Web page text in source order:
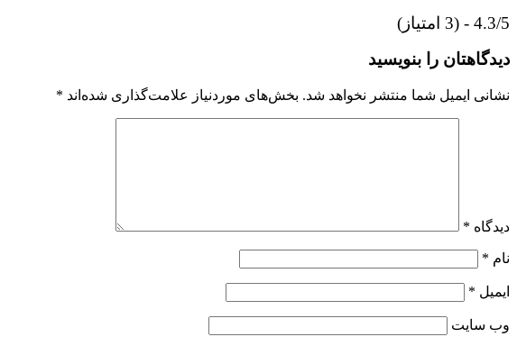
4.3/5 - (3 امتیاز)
دیدگاهتان را بنویسید
نشانی ایمیل شما منتشر نخواهد شد. بخش‌های موردنیاز علامت‌گذاری شده‌اند *
دیدگاه *
نام *
ایمیل *
وب‌ سایت